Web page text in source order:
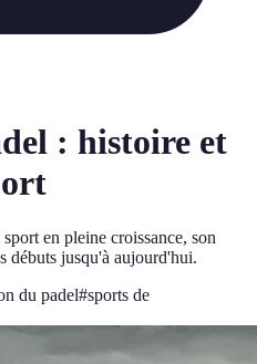
: histoire et
en pleine croissance, son
débuts jusqu'à aujourd'hui.
du padel#sports de